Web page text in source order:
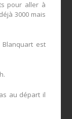
pour aller à
3000 mais
Blanquart est
au départ il